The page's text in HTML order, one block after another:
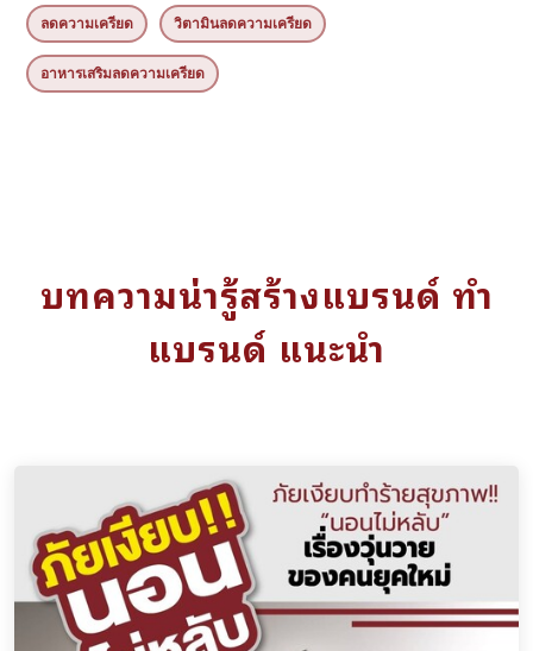
ลดความเครียด วิตามินลดความเครียด
อาหารเสริมลดความเครียด
บทความน่ารู้สร้างแบรนด์ ทำ
แบรนด์ แนะนำ